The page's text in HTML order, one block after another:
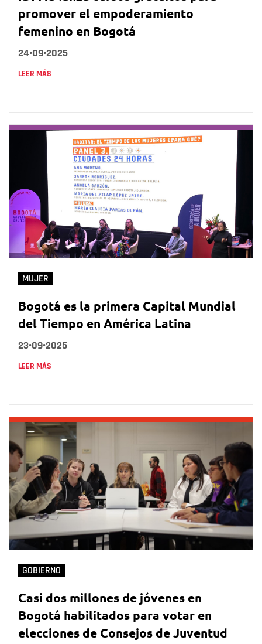
promover el empoderamiento
femenino en Bogotá
24•09•2025
LEER MÁS
MUJER
Bogotá es la primera Capital Mundial
del Tiempo en América Latina
23•09•2025
LEER MÁS
GOBIERNO
Casi dos millones de jóvenes en
Bogotá habilitados para votar en
elecciones de Consejos de Juventud